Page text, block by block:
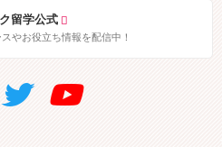
留学公式
やお役立ち情報を配信中！